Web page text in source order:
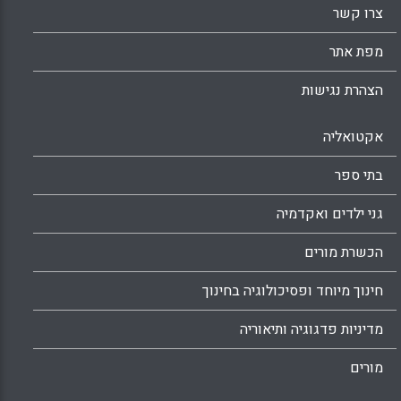
צרו קשר
מפת אתר
הצהרת נגישות
אקטואליה
בתי ספר
גני ילדים ואקדמיה
הכשרת מורים
חינוך מיוחד ופסיכולוגיה בחינוך
מדיניות פדגוגיה ותיאוריה
מורים